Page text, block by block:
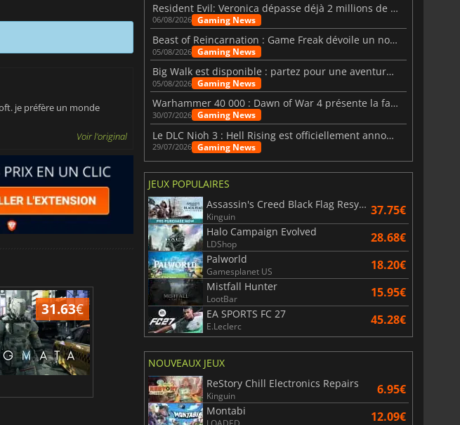
je préfère un monde
Voir l'original
31.63€ 6.75€
Total War WARHAMMER 3
15.48
Lies Of P
Resident Evil: Veronica dépasse déjà 2 millions de wishlists
06/08/2026 Gaming News
Beast of Reincarnation : Game Freak dévoile un nouveau pari
05/08/2026 Gaming News
Big Walk est disponible : partez pour une aventure entre amis
05/08/2026 Gaming News
Warhammer 40 000 : Dawn of War 4 présente la faction des Nécrons
30/07/2026 Gaming News
Le DLC Nioh 3 : Hell Rising est officiellement annoncé
29/07/2026 Gaming News
JEUX POPULAIRES
Assassin's Creed Black Flag Resynced
Kinguin 37.75€
Halo Campaign Evolved
LDShop 28.68€
Palworld
Gamesplanet US 18.20€
Mistfall Hunter
LootBar 15.95€
EA SPORTS FC 27
E.Leclerc 45.28€
NOUVEAUX JEUX
ReStory Chill Electronics Repairs
Kinguin 6.95€
Montabi 12.09€